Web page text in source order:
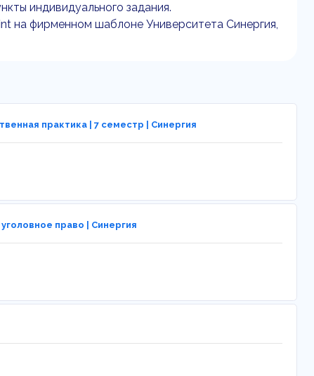
индивидуального задания.
на фирменном шаблоне Университета Синергия,
практика | 7 семестр | Синергия
право | Синергия